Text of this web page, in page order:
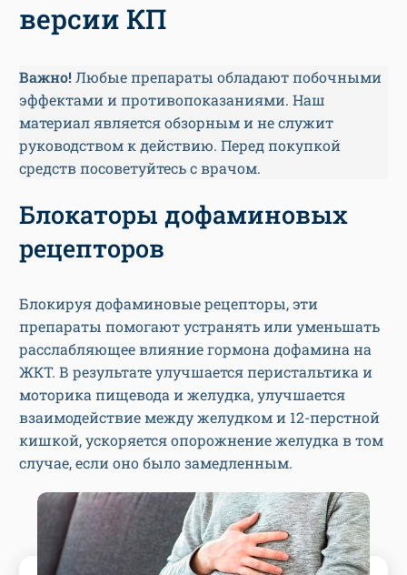
версии КП
Важно! Любые препараты обладают побочными
эффектами и противопоказаниями. Наш
материал является обзорным и не служит
руководством к действию. Перед покупкой
средств посоветуйтесь с врачом.
Блокаторы дофаминовых
рецепторов
Блокируя дофаминовые рецепторы, эти
препараты помогают устранять или уменьшать
расслабляющее влияние гормона дофамина на
ЖКТ. В результате улучшается перистальтика и
моторика пищевода и желудка, улучшается
взаимодействие между желудком и 12-перстной
кишкой, ускоряется опорожнение желудка в том
случае, если оно было замедленным.